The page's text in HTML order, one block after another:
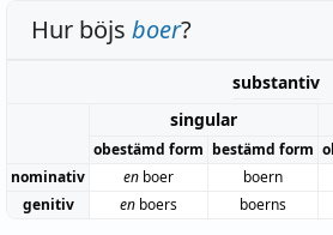
Hur böjs boer?
substantiv
singular
obestämd form bestämd form
nominativ
en boer boern
genitiv
en boers boerns